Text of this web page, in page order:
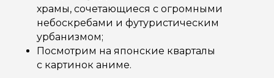
храмы, сочетающиеся с огромными
небоскребами и футуристическим
урбанизмом;
Посмотрим на японские кварталы
с картинок аниме.